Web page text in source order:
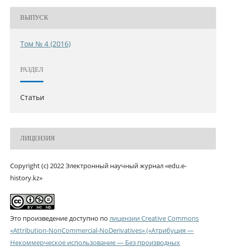
ВЫПУСК
Том № 4 (2016)
РАЗДЕЛ
Статьи
ЛИЦЕНЗИЯ
Copyright (c) 2022 Электронный научный журнал «edu.e-
history.kz»
Это произведение доступно по лицензии Creative Commons
«Attribution-NonCommercial-NoDerivatives» («Атрибуция —
Некоммерческое использование — Без производных